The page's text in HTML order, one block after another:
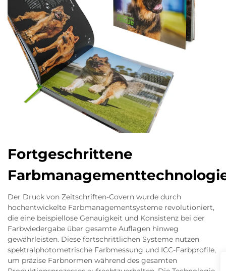
Fortgeschrittene
Der Druck von Zeitschriften-Covern wurde durch
hochentwickelte Farbmanagementsysteme revolutioniert,
die eine beispiellose Genauigkeit und Konsistenz bei der
Farbwiedergabe über gesamte Auflagen hinweg
gewährleisten. Diese fortschrittlichen Systeme nutzen
spektralphotometrische Farbmessung und ICC-Farbprofile,
um präzise Farbnormen während des gesamten